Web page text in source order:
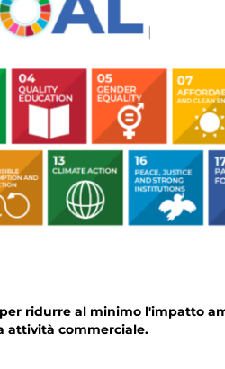
ridurre al minimo l'impatto
attività commerciale.